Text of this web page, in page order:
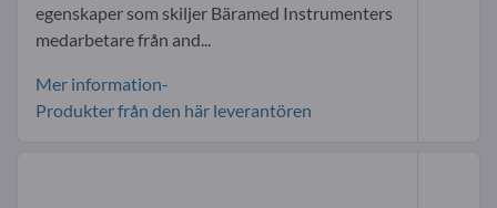
egenskaper som skiljer Bäramed Instrumenters
medarbetare från and...
Mer information-
Produkter från den här leverantören